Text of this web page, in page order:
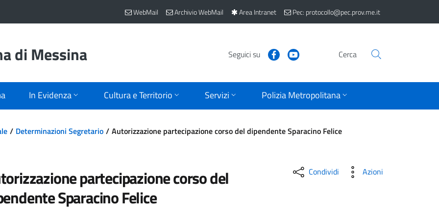
WebMail Archivio WebMail Area Intranet Pec: protocollo@pec.prov.me.it
di Messina Seguici su Cerca
In Evidenza Cultura e Territorio Servizi Polizia Metropolitana
Determinazioni Segretario Autorizzazione partecipazione corso del dipendente Sparacino Felice
partecipazione corso del
Sparacino Felice
Condividi Azioni